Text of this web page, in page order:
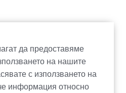
да предоставяме
на нашите
с използването на
информация относно